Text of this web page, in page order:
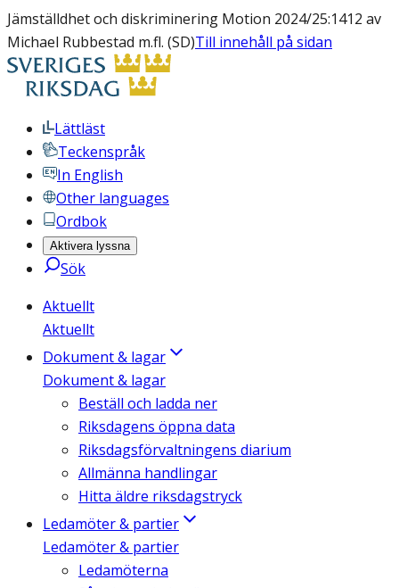
Jämställdhet och diskriminering Motion 2024/25:1412 av
Michael Rubbestad m.fl. (SD)Till innehåll på sidan
Lättläst
Teckenspråk
In English
Other languages
Ordbok
Aktivera lyssna
Sök
Aktuellt
Aktuellt
Dokument & lagar
Dokument & lagar
Beställ och ladda ner
Riksdagens öppna data
Riksdagsförvaltningens diarium
Allmänna handlingar
Hitta äldre riksdagstryck
Ledamöter & partier
Ledamöter & partier
Ledamöterna